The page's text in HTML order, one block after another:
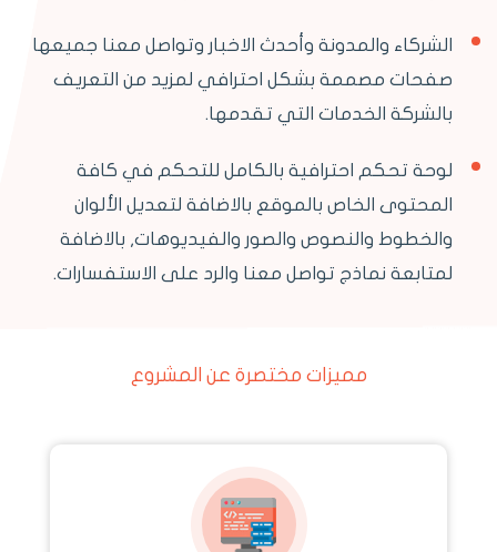
الشركاء والمدونة وأحدث الاخبار وتواصل معنا جميعها
صفحات مصممة بشكل احترافي لمزيد من التعريف
بالشركة الخدمات التي تقدمها.
لوحة تحكم احترافية بالكامل للتحكم في كافة
المحتوى الخاص بالموقع بالاضافة لتعديل الألوان
والخطوط والنصوص والصور والفيديوهات, بالاضافة
لمتابعة نماذج تواصل معنا والرد على الاستفسارات.
مميزات مختصرة عن المشروع